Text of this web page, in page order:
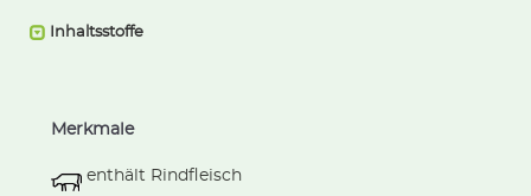
Inhaltsstoffe
Merkmale
enthält Rindfleisch